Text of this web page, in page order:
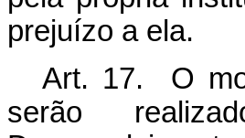
prejuízo a ela.
Art. 17. O
serão